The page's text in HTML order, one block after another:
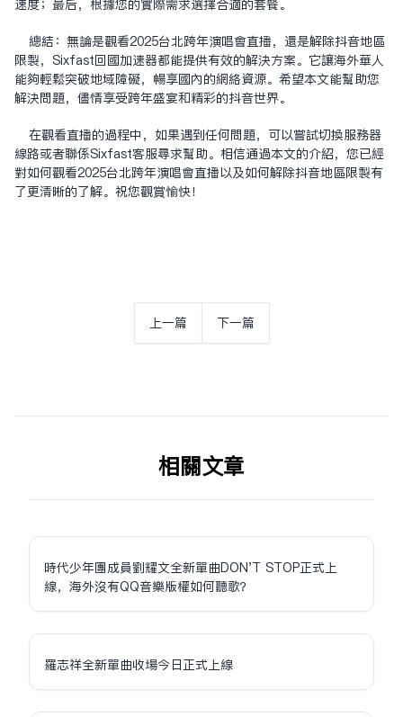
速度；最后，根据您的实际需求选择合适的套餐。
总结：无论是观看2025台北跨年演唱会直播，还是解除抖音地区
限制，Sixfast回国加速器都能提供有效的解决方案。它让海外华人
能够轻松突破地域障碍，畅享国内的网络资源。希望本文能帮助您
解决问题，尽情享受跨年盛宴和精彩的抖音世界。
在观看直播的过程中，如果遇到任何问题，可以尝试切换服务器
线路或者联系Sixfast客服寻求帮助。相信通过本文的介绍，您已经
对如何观看2025台北跨年演唱会直播以及如何解除抖音地区限制有
了更清晰的了解。祝您观赏愉快！
上一篇 下一篇
相关文章
時代少年團成員劉耀文全新單曲DON'T STOP正式上
線，海外沒有QQ音樂版權如何聽歌？
羅志祥全新單曲收場今日正式上線